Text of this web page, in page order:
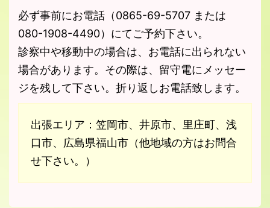
必ず事前にお電話（0865-69-5707 または
080-1908-4490）にてご予約下さい。
診察中や移動中の場合は、お電話に出られない
場合があります。その際は、留守電にメッセー
ジを残して下さい。折り返しお電話致します。
出張エリア：笠岡市、井原市、里庄町、浅
口市、広島県福山市（他地域の方はお問合
せ下さい。）